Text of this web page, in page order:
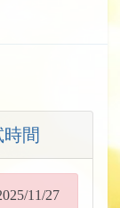
間
11/27